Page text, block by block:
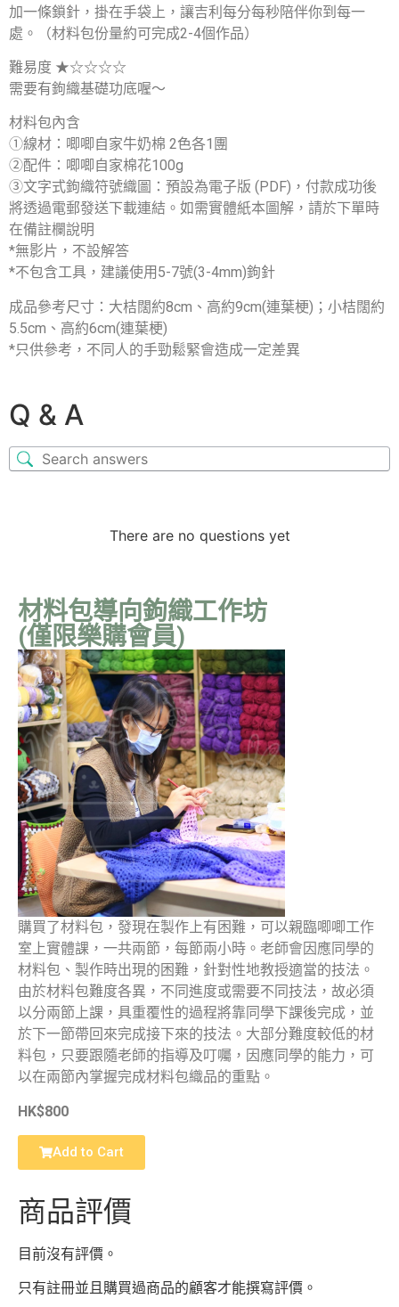
加一條鎖針，掛在手袋上，讓吉利每分每秒陪伴你到每一
處。（材料包份量約可完成2-4個作品）
難易度 ★☆☆☆☆
需要有鉤織基礎功底喔～
材料包內含
①線材：唧唧自家牛奶棉 2色各1團
②配件：唧唧自家棉花100g
③文字式鉤織符號織圖：預設為電子版 (PDF)，付款成功後
將透過電郵發送下載連結。如需實體紙本圖解，請於下單時
在備註欄說明
*無影片，不設解答
*不包含工具，建議使用5-7號(3-4mm)鉤針
成品參考尺寸：大桔闊約8cm、高約9cm(連葉梗)；小桔闊約
5.5cm、高約6cm(連葉梗)
*只供參考，不同人的手勁鬆緊會造成一定差異
Q & A
There are no questions yet
材料包導向鉤織工作坊
(僅限樂購會員)
購買了材料包，發現在製作上有困難，可以親臨唧唧工作
室上實體課，一共兩節，每節兩小時。老師會因應同學的
材料包、製作時出現的困難，針對性地教授適當的技法。
由於材料包難度各異，不同進度或需要不同技法，故必須
以分兩節上課，具重覆性的過程將靠同學下課後完成，並
於下一節帶回來完成接下來的技法。大部分難度較低的材
料包，只要跟隨老師的指導及叮囑，因應同學的能力，可
以在兩節內掌握完成材料包織品的重點。
HK$800
Add to Cart
商品評價
目前沒有評價。
只有註冊並且購買過商品的顧客才能撰寫評價。